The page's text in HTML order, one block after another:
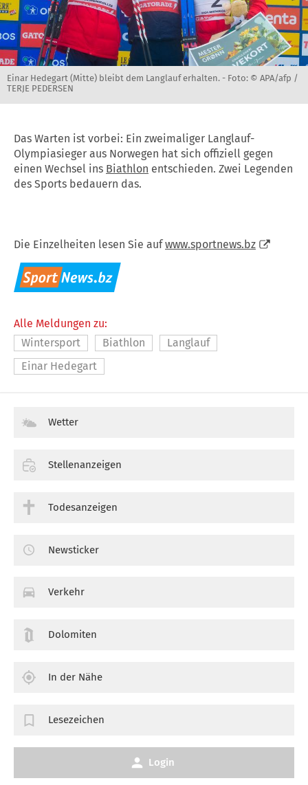
Einar Hedegart (Mitte) bleibt dem Langlauf erhalten. - Foto: © APA/afp /
TERJE PEDERSEN
Das Warten ist vorbei: Ein zweimaliger Langlauf-
Olympiasieger aus Norwegen hat sich offiziell gegen
einen Wechsel ins Biathlon entschieden. Zwei Legenden
des Sports bedauern das.
Die Einzelheiten lesen Sie aufwww.sportnews.bz
Alle Meldungen zu:
Wintersport
Biathlon
Langlauf
Einar Hedegart
Wetter
Stellenanzeigen
Todesanzeigen
Newsticker
Verkehr
Dolomiten
In der Nähe
Lesezeichen
Login